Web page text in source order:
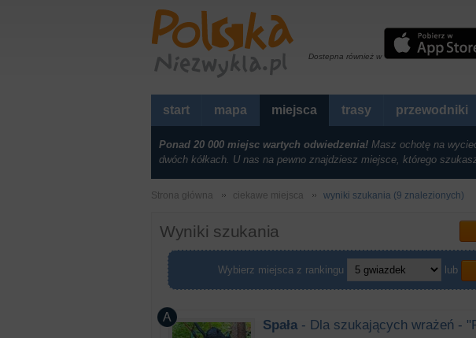
Dostepna również w
start mapa miejsca trasy przewodniki
Ponad 20 000 miejsc wartych odwiedzenia! Masz ochotę na
dwóch kółkach. U nas na pewno znajdziesz miejsce, którego
Strona główna ciekawe miejsca wyniki szukania (9 znalezionych)
Wyniki szukania
Wybierz miejsca z rankingu lub
Spała- Dla szukających wrażeń -